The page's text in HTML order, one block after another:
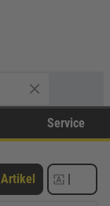
Service
Artikel |